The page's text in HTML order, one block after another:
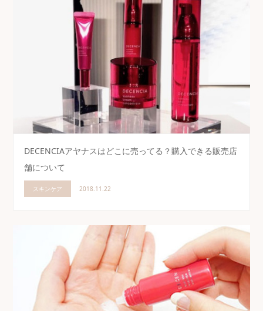
DECENCIAアヤナスはどこに売ってる？購入できる販売店
舗について
スキンケア 2018.11.22